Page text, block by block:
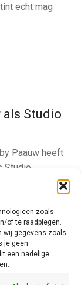
zoals
of te raadplegen.
wij gegevens zoals
je geen
een nadelige
echt mag
als Studio
Paauw heeft
Studio
dezelfde
beter bij alles